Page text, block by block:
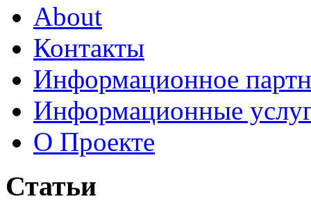
About
Контакты
Информационное
Информационные
О Проекте
Статьи